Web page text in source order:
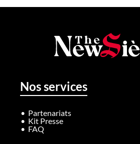
Nos services
Partenariats
Kit Presse
FAQ